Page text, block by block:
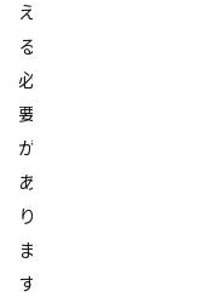
え
る
必
要
が
あ
り
ま
す